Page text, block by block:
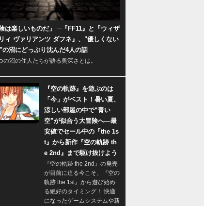
険は楽しいものだ」 ─『FF11』と『ウィザ
ィ ヴァリアンツ ダフネ』、"優しくない
の沼にどっぷり沈んだ4人の話
の沼の住人たちが語る奥深さとは。
『空の軌跡』を遊ぶのは
「今」がベスト！暑い夏、
涼しい部屋の中で“青い
空”が似合う大冒険へ―最
安値でセール中の『the 1s
t』から新作『空の軌跡 th
e 2nd』まで駆け抜けよう
『空の軌跡 the 2nd』の発売
が目前に迫る今こそ、『空の
軌跡 the 1st』から遊び始め
る絶好のタイミング！ 快適
になったゲームシステムや新